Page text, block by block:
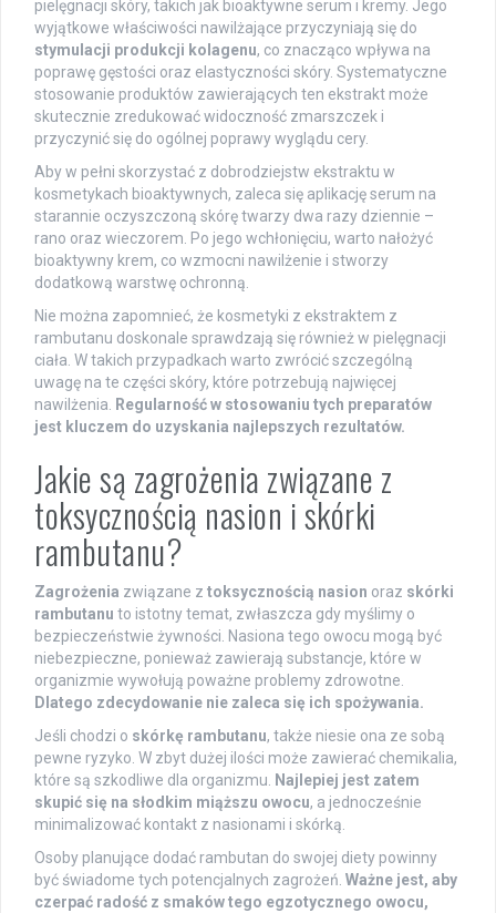
pielęgnacji skóry, takich jak bioaktywne serum i kremy. Jego
wyjątkowe właściwości nawilżające przyczyniają się do
stymulacji produkcji kolagenu, co znacząco wpływa na
poprawę gęstości oraz elastyczności skóry. Systematyczne
stosowanie produktów zawierających ten ekstrakt może
skutecznie zredukować widoczność zmarszczek i
przyczynić się do ogólnej poprawy wyglądu cery.
Aby w pełni skorzystać z dobrodziejstw ekstraktu w
kosmetykach bioaktywnych, zaleca się aplikację serum na
starannie oczyszczoną skórę twarzy dwa razy dziennie –
rano oraz wieczorem. Po jego wchłonięciu, warto nałożyć
bioaktywny krem, co wzmocni nawilżenie i stworzy
dodatkową warstwę ochronną.
Nie można zapomnieć, że kosmetyki z ekstraktem z
rambutanu doskonale sprawdzają się również w pielęgnacji
ciała. W takich przypadkach warto zwrócić szczególną
uwagę na te części skóry, które potrzebują najwięcej
nawilżenia.
Regularność w stosowaniu tych preparatów
jest kluczem do uzyskania najlepszych rezultatów.
Jakie są zagrożenia związane z
toksycznością nasion i skórki
rambutanu?
Zagrożenia związane z toksycznością nasion oraz skórki
rambutanu to istotny temat, zwłaszcza gdy myślimy o
bezpieczeństwie żywności. Nasiona tego owocu mogą być
niebezpieczne, ponieważ zawierają substancje, które w
organizmie wywołują poważne problemy zdrowotne.
Dlatego zdecydowanie nie zaleca się ich spożywania.
Jeśli chodzi o skórkę rambutanu, także niesie ona ze sobą
pewne ryzyko. W zbyt dużej ilości może zawierać chemikalia,
które są szkodliwe dla organizmu.
Najlepiej jest zatem
skupić się na słodkim miąższu owocu, a jednocześnie
minimalizować kontakt z nasionami i skórką.
Osoby planujące dodać rambutan do swojej diety powinny
być świadome tych potencjalnych zagrożeń. Ważne jest, aby
czerpać radość z smaków tego egzotycznego owocu,